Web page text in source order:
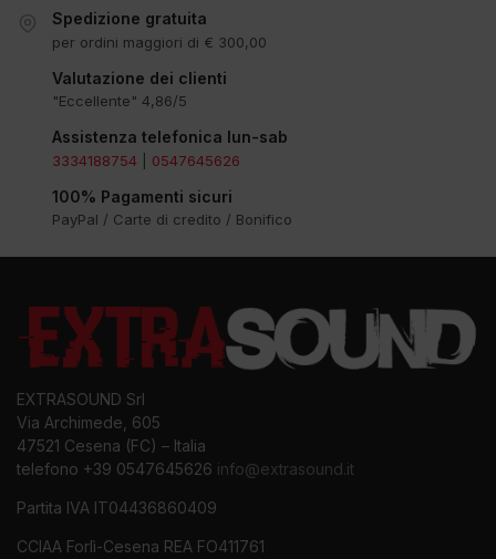
Spedizione gratuita
per ordini maggiori di € 300,00
Valutazione dei clienti
"Eccellente" 4,86/5
Assistenza telefonica lun-sab
3334188754 0547645626
100% Pagamenti sicuri
PayPal / Carte di credito / Bonifico
EXTRASOUND Srl
Via Archimede, 605
47521 Cesena (FC) – Italia
telefono +39 0547645626 info@extrasound.it
Partita IVA IT04436860409
CCIAA Forlì-Cesena REA FO411761